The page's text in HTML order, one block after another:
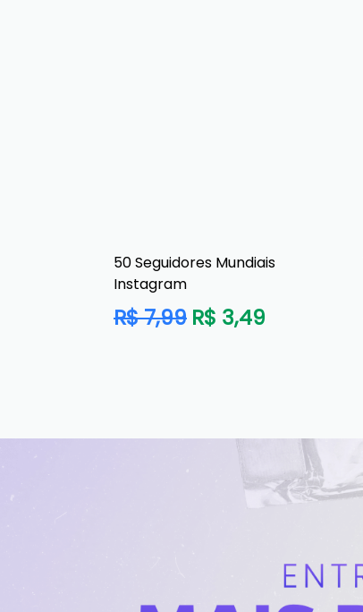
50 Seguidores Mundiais
Instagram
Preço
normal
R$ 7,99 R$ 3,49